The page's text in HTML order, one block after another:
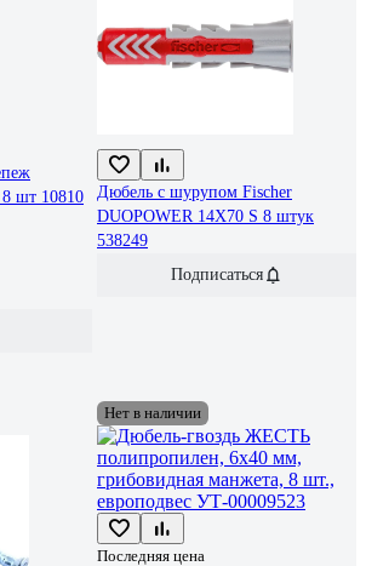
шт 10810
Дюбель с шурупом Fischer
DUOPOWER 14X70 S 8 штук
538249
Подписаться
Нет в наличии
Последняя цена